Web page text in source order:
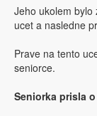
Jeho ukolem bylo
ucet a nasledne
Prave na tento
seniorce.
Seniorka prisla